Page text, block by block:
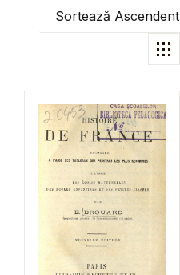
Sortează Ascendent